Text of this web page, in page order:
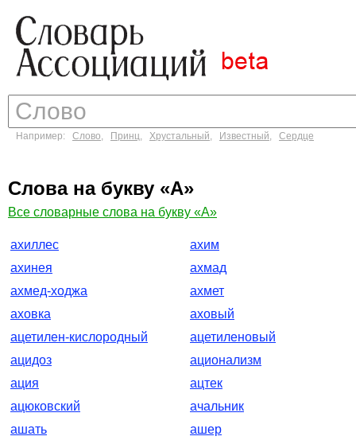
Например: Слово, Принц, Хрустальный, Известный, Сердце
Слова на букву «А»
Все словарные слова на букву «А»
ахиллес
ахим
ахинея
ахмад
ахмед-ходжа
ахмет
аховка
аховый
ацетилен-кислородный
ацетиленовый
ацидоз
ационализм
ация
ацтек
ацюковский
ачальник
ашать
ашер